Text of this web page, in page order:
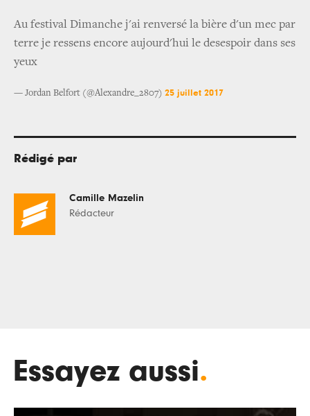
Au festival Dimanche j'ai renversé la bière d'un mec par
terre je ressens encore aujourd'hui le desespoir dans ses
yeux
— Jordan Belfort (@Alexandre_2807) 25 juillet 2017
Rédigé par
Camille Mazelin
Rédacteur
Essayez aussi.